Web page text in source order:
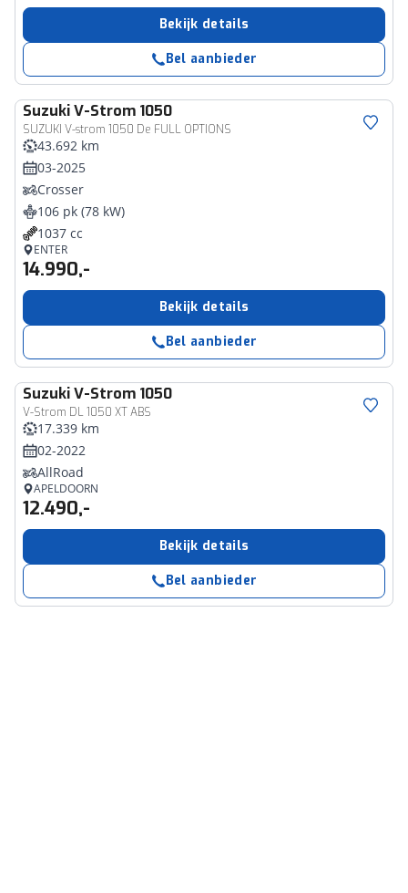
Bekijk details
Bel aanbieder
SuzukiV-Strom 1050
SUZUKI V-strom 1050 De FULL OPTIONS
43.692 km
03-2025
Crosser
106 pk (78 kW)
1037 cc
ENTER
14.990,-
Bekijk details
Bel aanbieder
SuzukiV-Strom 1050
V-Strom DL 1050 XT ABS
17.339 km
02-2022
AllRoad
APELDOORN
12.490,-
Bekijk details
Bel aanbieder